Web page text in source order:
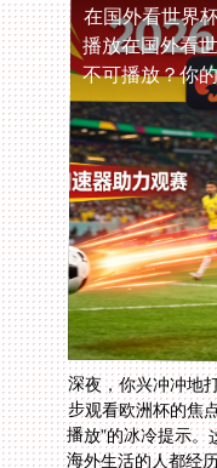
在国外看世界
播放在国外看
不可播放？你
深夜，你兴冲冲地
步观看欧洲杯的焦
播放”的冰冷提示
海外生活的人都
NBA、中超，为什
络区域限制这道无
越。今天，我们就
定、高清、流畅地
并享受熟悉的中文